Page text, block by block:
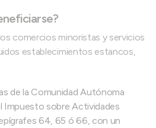
comercios minoristas y servicios
establecimientos estancos,
de la Comunidad Autónoma
Impuesto sobre Actividades
64, 65 ó 66, con un